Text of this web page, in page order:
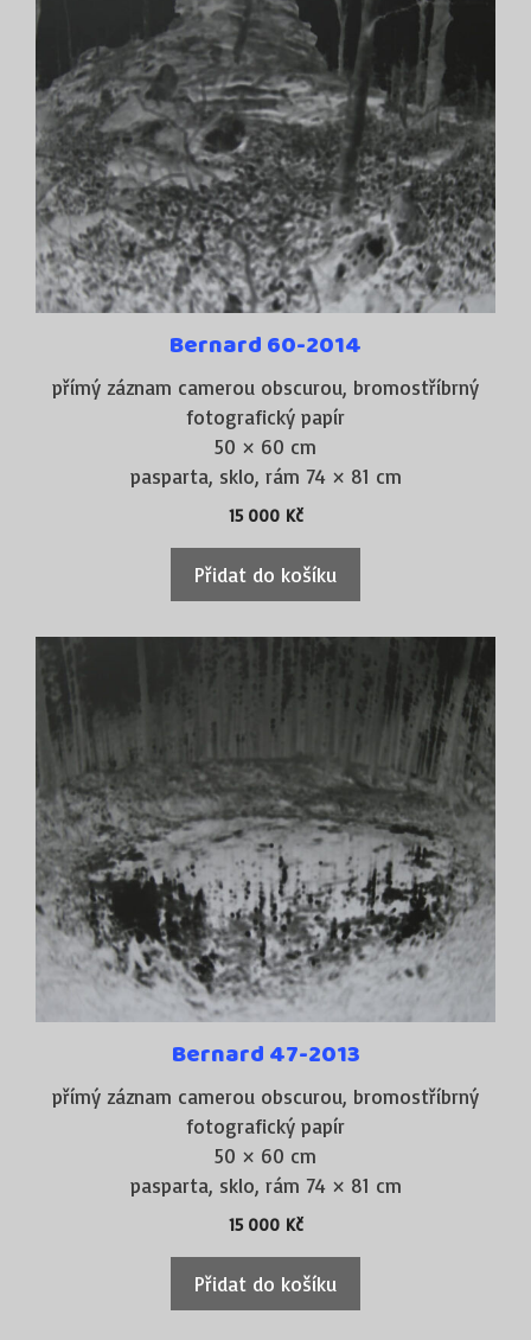
Bernard 60-2014
přímý záznam camerou obscurou, bromostříbrný
fotografický papír
50 × 60 cm
pasparta, sklo, rám 74 × 81 cm
15 000 Kč
Přidat do košíku
Bernard 47-2013
přímý záznam camerou obscurou, bromostříbrný
fotografický papír
50 × 60 cm
pasparta, sklo, rám 74 × 81 cm
15 000 Kč
Přidat do košíku